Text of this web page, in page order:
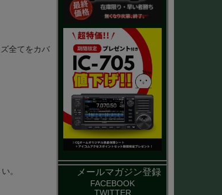
全てをカバ
。
メールマガジン登録
FACEBOOK
TWITTER